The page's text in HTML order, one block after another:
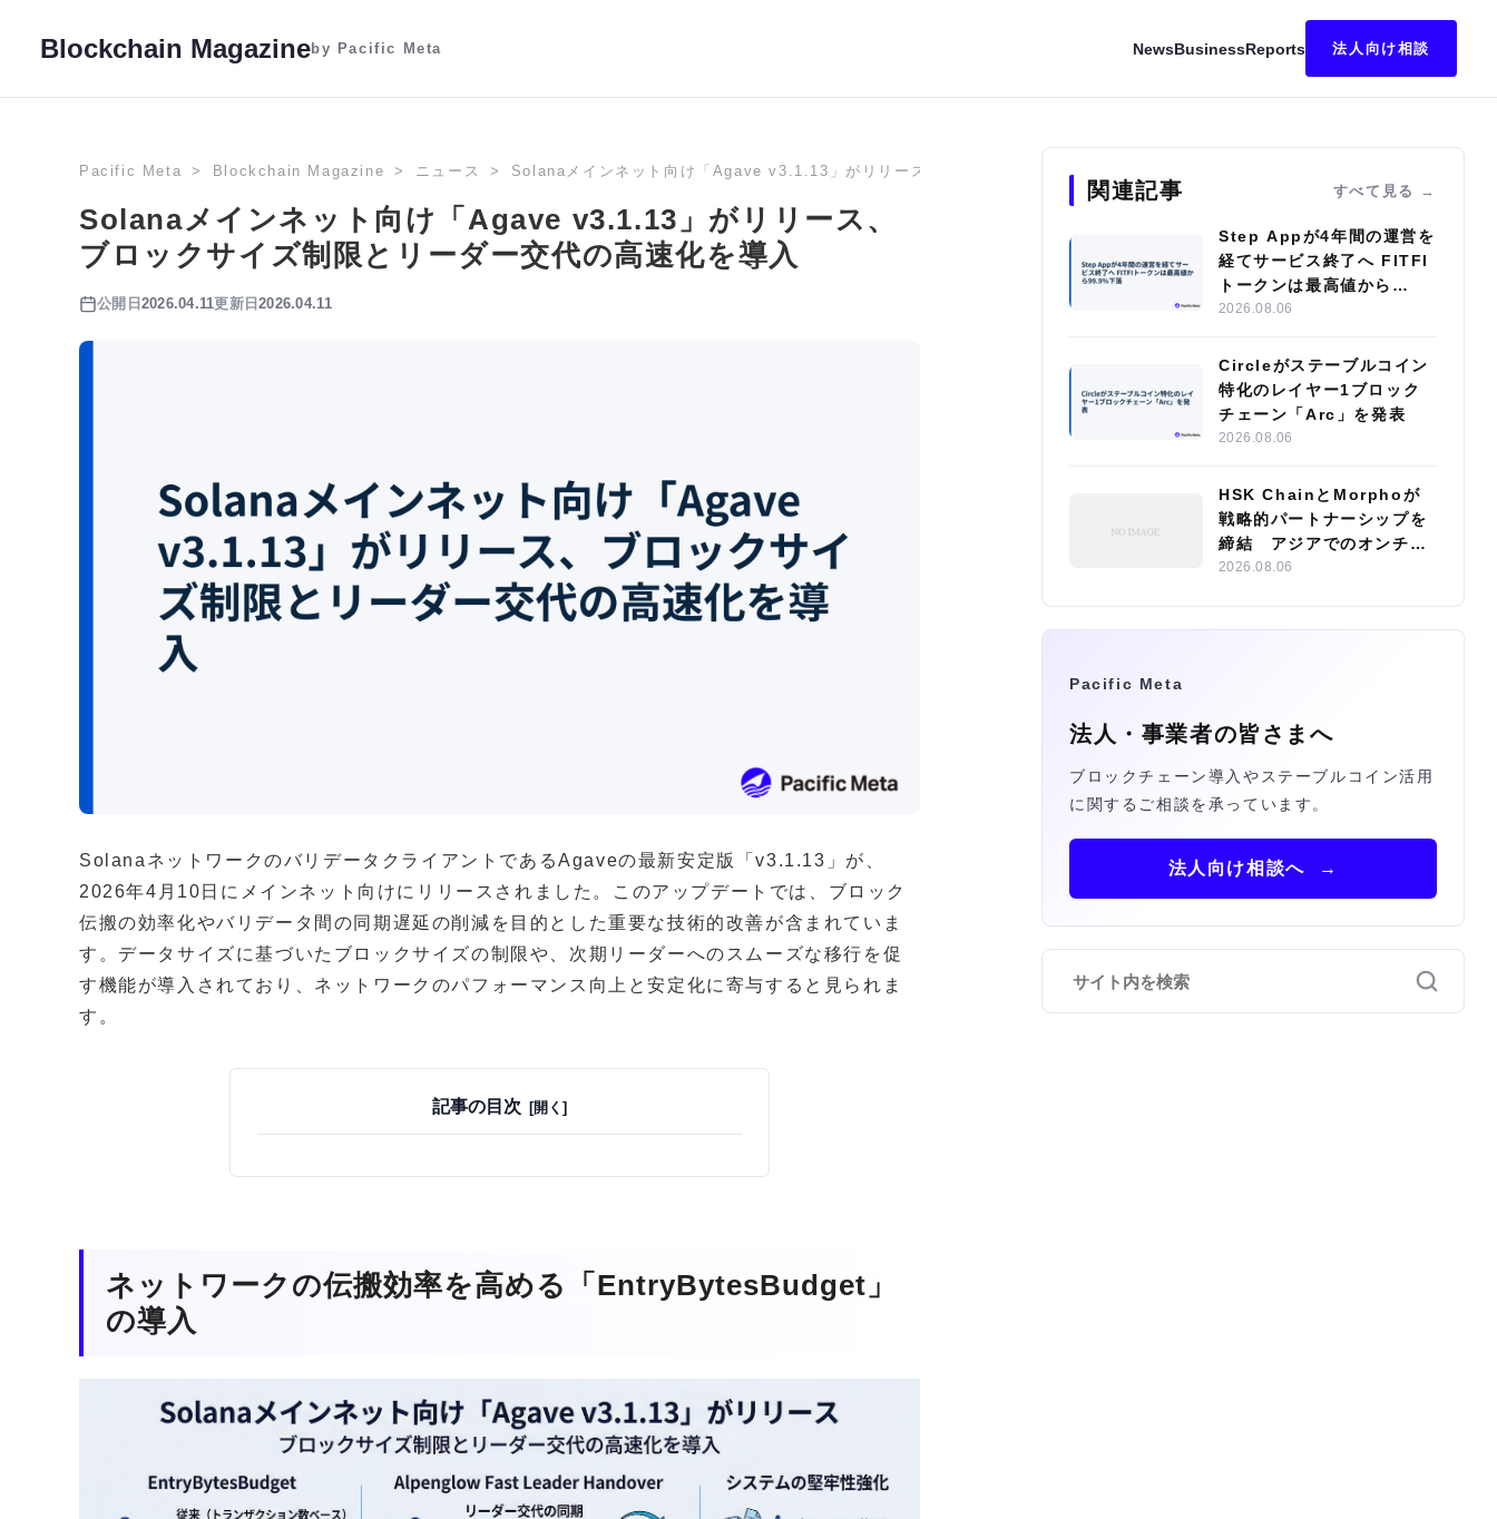
Blockchain Magazineby Pacific Meta NewsBusinessReports 法人向け相談
Pacific Meta Blockchain Magazine ニュース Solanaメインネット向け「Agave v3.1.13」がリリース、ブロックサイズ制限とリーダー交代の高速化を導入
Solanaメインネット向け「Agave v3.1.13」がリリース、
ブロックサイズ制限とリーダー交代の高速化を導入
公開日 2026.04.11更新日2026.04.11
SolanaネットワークのバリデータクライアントであるAgaveの最新安定版「v3.1.13」が、
2026年4月10日にメインネット向けにリリースされました。このアップデートでは、ブロック
伝搬の効率化やバリデータ間の同期遅延の削減を目的とした重要な技術的改善が含まれていま
す。データサイズに基づいたブロックサイズの制限や、次期リーダーへのスムーズな移行を促
す機能が導入されており、ネットワークのパフォーマンス向上と安定化に寄与すると見られま
す。
記事の目次
ネットワークの伝搬効率を高める「EntryBytesBudget」
の導入
関連記事 すべて見る
Step Appが4年間の運営を
経てサービス終了へ FITFI
トークンは最高値から
99.9%下落
2026.08.06
Circleがステーブルコイン
特化のレイヤー1ブロック
チェーン「Arc」を発表
2026.08.06
HSK ChainとMorphoが
戦略的パートナーシップを
締結 アジアでのオンチェ
ーン融資エコシステム構築
2026.08.06
Pacific Meta
法人・事業者の皆さまへ
ブロックチェーン導入やステーブルコイン活用
に関するご相談を承っています。
法人向け相談へ